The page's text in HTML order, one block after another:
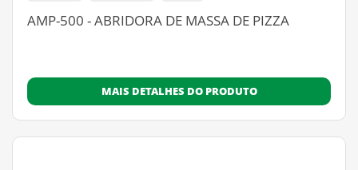
AMP-500 - ABRIDORA DE MASSA DE PIZZA
MAIS DETALHES DO PRODUTO